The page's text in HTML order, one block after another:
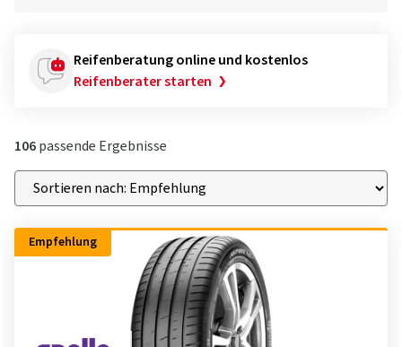
Reifenberatung online und kostenlos
Reifenberater starten
106passende Ergebnisse
Empfehlung